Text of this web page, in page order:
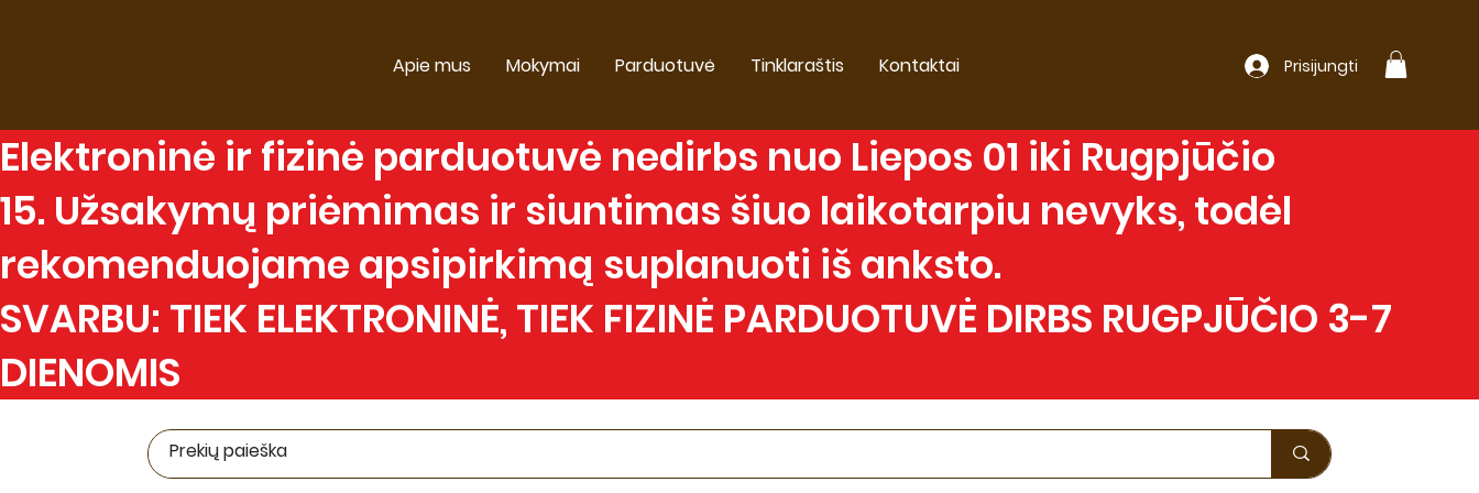
Prisijungti
Apie mus Mokymai Parduotuvė Tinklaraštis Kontaktai
Elektroninė ir fizinė parduotuvė nedirbs nuo Liepos 01 iki Rugpjūčio
15. Užsakymų priėmimas ir siuntimas šiuo laikotarpiu nevyks, todėl
rekomenduojame apsipirkimą suplanuoti iš anksto.
SVARBU: TIEK ELEKTRONINĖ, TIEK FIZINĖ PARDUOTUVĖ DIRBS RUGPJŪČIO 3-7
DIENOMIS